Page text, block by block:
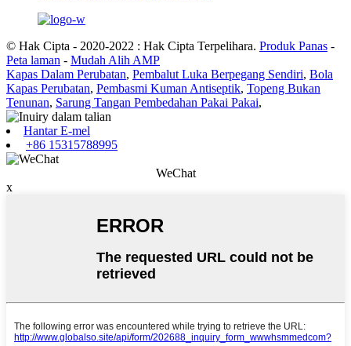
© Hak Cipta - 2020-2022 : Hak Cipta Terpelihara. Produk Panas -
Peta laman - Mudah Alih AMP
Kapas Dalam Perubatan, Pembalut Luka Berpegang Sendiri, Bola
Kapas Perubatan, Pembasmi Kuman Antiseptik, Topeng Bukan
Tenunan, Sarung Tangan Pembedahan Pakai Pakai,
Hantar E-mel
+86 15315788995
WeChat
x